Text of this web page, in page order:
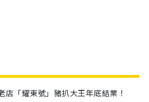
店「耀東號」豬扒大王年底結業！